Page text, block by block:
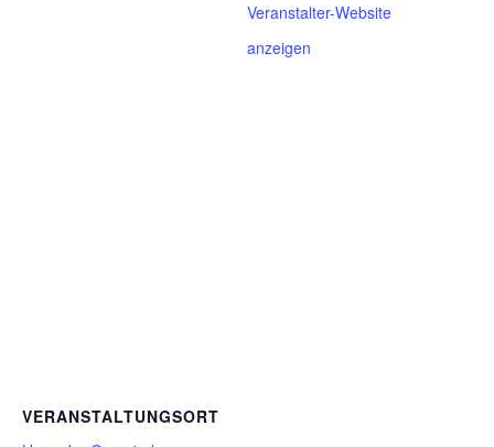
Veranstalter-Website
anzeigen
VERANSTALTUNGSORT